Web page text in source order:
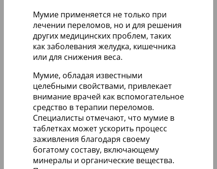
Мумие применяется не только при
лечении переломов, но и для решения
других медицинских проблем, таких
как заболевания желудка, кишечника
или для снижения веса.
Мумие, обладая известными
целебными свойствами, привлекает
внимание врачей как вспомогательное
средство в терапии переломов.
Специалисты отмечают, что мумие в
таблетках может ускорить процесс
заживления благодаря своему
богатому составу, включающему
минералы и органические вещества.